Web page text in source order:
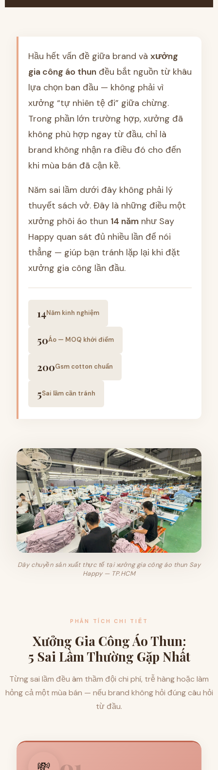
Hầu hết vấn đề giữa brand và xưởng
gia công áo thun đều bắt nguồn từ khâu
lựa chọn ban đầu — không phải vì
xưởng “tự nhiên tệ đi” giữa chừng.
Trong phần lớn trường hợp, xưởng đã
không phù hợp ngay từ đầu, chỉ là
brand không nhận ra điều đó cho đến
khi mùa bán đã cận kề.
Năm sai lầm dưới đây không phải lý
thuyết sách vở. Đây là những điều một
xưởng phôi áo thun 14 năm như Say
Happy quan sát đủ nhiều lần để nói
thẳng — giúp bạn tránh lặp lại khi đặt
xưởng gia công lần đầu.
14Năm kinh nghiệm
50Áo — MOQ khởi điểm
200Gsm cotton chuẩn
5Sai lầm cần tránh
Dây chuyền sản xuất thực tế tại xưởng gia công áo thun Say
Happy — TP.HCM
PHÂN TÍCH CHI TIẾT
Xưởng Gia Công Áo Thun:
5 Sai Lầm Thường Gặp Nhất
Từng sai lầm đều âm thầm đội chi phí, trễ hàng hoặc làm
hỏng cả một mùa bán — nếu brand không hỏi đúng câu hỏi
từ đầu.